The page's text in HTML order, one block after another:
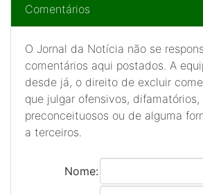
Comentários
O Jornal da Notícia não se
comentários aqui postados. A
desde já, o direito de excluir
que julgar ofensivos, difamatórios,
preconceituosos ou de alguma
a terceiros.
Nome: